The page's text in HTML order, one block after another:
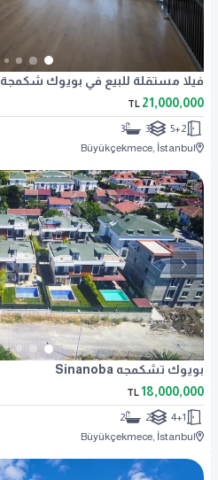
فيلا مستقلة للبيع في بويوك شكمجة
21,000,000
TL
5+2
3
3
Büyükçekmece, İstanbul
بويوك تشكمجه Sinanoba
18,000,000
TL
4+1
2
2
Büyükçekmece, İstanbul